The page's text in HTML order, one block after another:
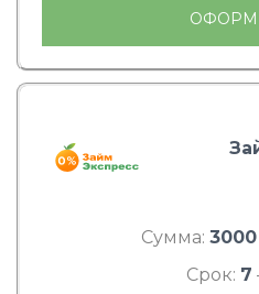
Сумма: 3000
Срок: 7